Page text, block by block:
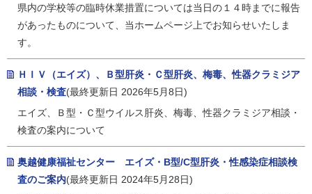
県内の学校等の臨時休業措置については当日の１４時までに報告
があったものについて、当ホームページ上でお知らせいたしま
す。
ＨＩＶ（エイズ）、Ｂ型肝炎・Ｃ型肝炎、梅毒、性器クラミジア
相談・検査(最終更新日 2026年5月8日)
エイズ、Ｂ型・Ｃ型ウイルス肝炎、梅毒、性器クラミジア相談・
検査の案内について
奥越健康福祉センター エイズ・B型/C型肝炎・性感染症相談検
査のご案内(最終更新日 2024年5月28日)